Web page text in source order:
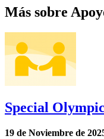
Más sobre
Special
19 de Noviembre de